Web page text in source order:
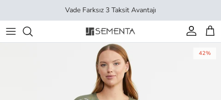
Vade Farksız 3 Taksit Avantajı
Hesap
42%